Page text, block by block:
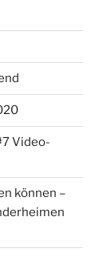
Video-
können –